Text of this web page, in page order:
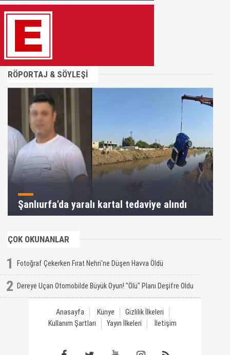
RÖPORTAJ & SÖYLEŞİ
Şanlıurfa'da yaralı kartal tedaviye alındı
ÇOK OKUNANLAR
1 Fotoğraf Çekerken Fırat Nehri'ne Düşen Havva Öldü
2 Dereye Uçan Otomobilde Büyük Oyun! "Ölü" Planı Deşifre Oldu
Anasayfa Künye
Gizlilik İlkeleri
Kullanım Şartları
Yayın İlkeleri İletişim